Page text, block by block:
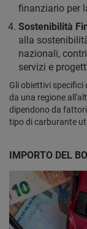
finanziario per
Sostenibilità
alla
nazionali,
servizi e
Gli obiettivi
da una regione
dipendono da
tipo di carburante
IMPORTO DEL